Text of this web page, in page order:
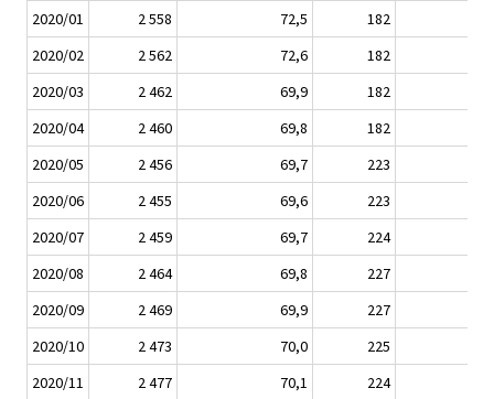
2020/01
2 558 72,5 182
2020/02
2 562 72,6 182
2020/03
2 462 69,9 182
2020/04
2 460 69,8 182
2020/05
2 456 69,7 223
2020/06
2 455 69,6 223
2020/07
2 459 69,7 224
2020/08
2 464 69,8 227
2020/09
2 469 69,9 227
2020/10
2 473 70,0 225
2020/11
2 477 70,1 224